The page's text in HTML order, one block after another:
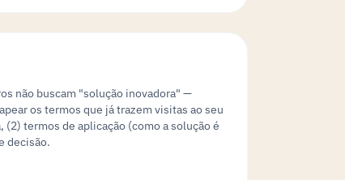
não buscam "solução inovadora" —
os termos que já trazem visitas ao seu
termos de aplicação (como a solução é
decisão.